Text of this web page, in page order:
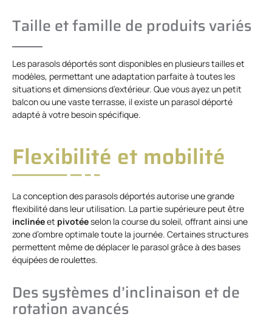
Taille et famille de produits variés
Les parasols déportés sont disponibles en plusieurs tailles et
modèles, permettant une adaptation parfaite à toutes les
situations et dimensions d’extérieur. Que vous ayez un petit
balcon ou une vaste terrasse, il existe un parasol déporté
adapté à votre besoin spécifique.
Flexibilité et mobilité
La conception des parasols déportés autorise une grande
flexibilité dans leur utilisation. La partie supérieure peut être
inclinéeet pivotéeselon la course du soleil, offrant ainsi une
zone d’ombre optimale toute la journée. Certaines structures
permettent même de déplacer le parasol grâce à des bases
équipées de roulettes.
Des systèmes d’inclinaison et de
rotation avancés